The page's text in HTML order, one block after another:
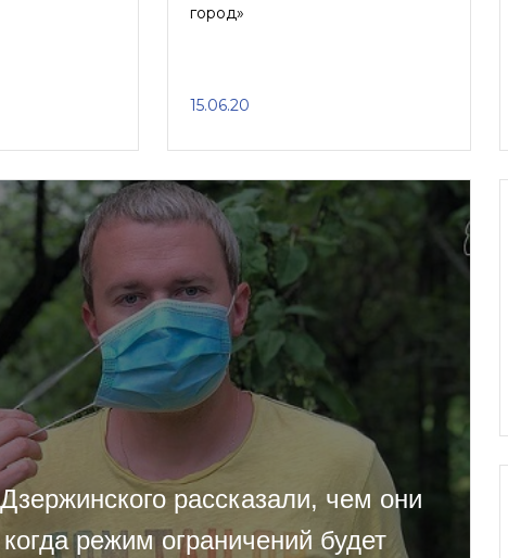
город»
15.06.20
рассказали, чем они
режим ограничений будет